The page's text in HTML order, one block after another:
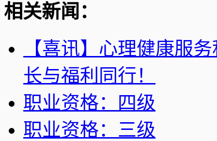
相关新闻：
【喜讯】心理健康服
长与福利同行！
职业资格：四级
职业资格：三级